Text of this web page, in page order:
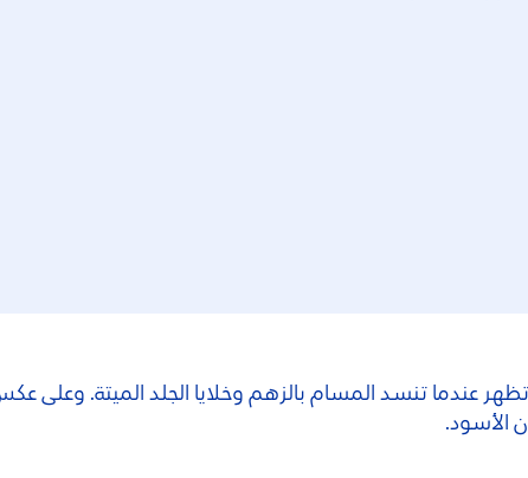
عندما تنسد المسام بالزهم وخلايا الجلد الميتة.
الأسود.